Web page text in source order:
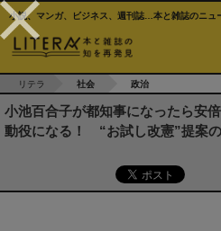
小説、マンガ、ビジネス、週刊誌…本と雑誌のニュ
リテラ 社会 政治
小池百合子が都知事になったら安
動役になる！ “お試し改憲”提案